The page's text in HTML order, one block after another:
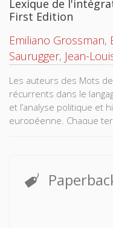
Lexique de
First Edition
Emiliano Grossman,
Saurugger, Jean-
Les auteurs des Mots
récurrents dans le
et l’analyse politique et
européenne. Chaque
l’heure où l’Union
priorité, cet ouvrage a
une terminologie dont